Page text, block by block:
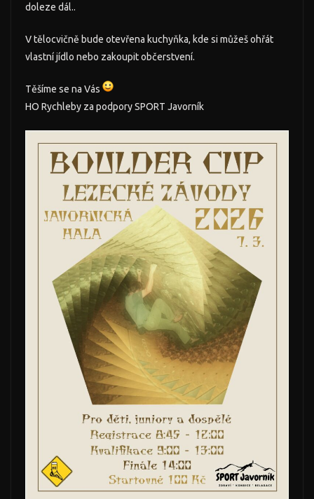
doleze dál..
V tělocvičně bude otevřena kuchyňka, kde si můžeš ohřát
vlastní jídlo nebo zakoupit občerstvení.
Těšíme se na Vás
HO Rychleby za podpory SPORT Javorník